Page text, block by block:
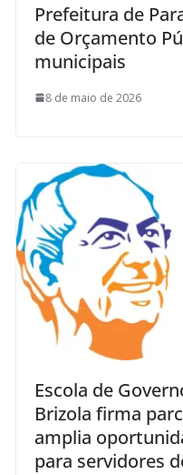
Prefeitura de
de Orçamento
municipais
8 de maio de 2026
Escola de
Brizola firma
amplia
para servidores